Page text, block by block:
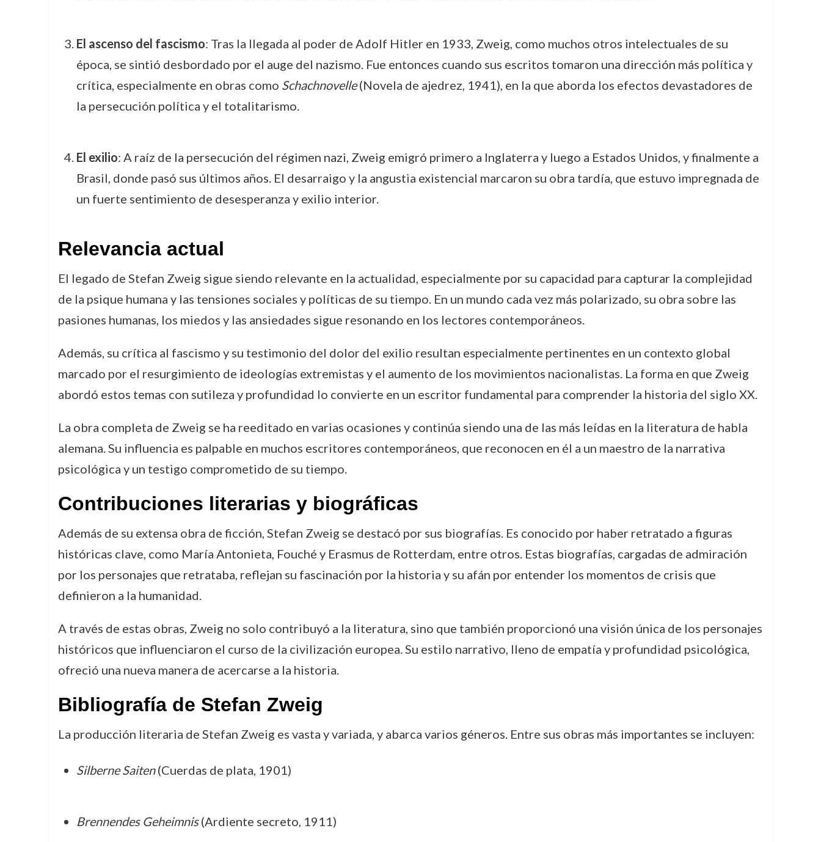
El ascenso del fascismo: Tras la llegada al poder de Adolf Hitler en 1933, Zweig, como muchos otros intelectuales de su
época, se sintió desbordado por el auge del nazismo. Fue entonces cuando sus escritos tomaron una dirección más política y
crítica, especialmente en obras como Schachnovelle(Novela de ajedrez, 1941), en la que aborda los efectos devastadores de
la persecución política y el totalitarismo.
El exilio: A raíz de la persecución del régimen nazi, Zweig emigró primero a Inglaterra y luego a Estados Unidos, y finalmente a
Brasil, donde pasó sus últimos años. El desarraigo y la angustia existencial marcaron su obra tardía, que estuvo impregnada de
un fuerte sentimiento de desesperanza y exilio interior.
Relevancia actual
El legado de Stefan Zweig sigue siendo relevante en la actualidad, especialmente por su capacidad para capturar la complejidad
de la psique humana y las tensiones sociales y políticas de su tiempo. En un mundo cada vez más polarizado, su obra sobre las
pasiones humanas, los miedos y las ansiedades sigue resonando en los lectores contemporáneos.
Además, su crítica al fascismo y su testimonio del dolor del exilio resultan especialmente pertinentes en un contexto global
marcado por el resurgimiento de ideologías extremistas y el aumento de los movimientos nacionalistas. La forma en que Zweig
abordó estos temas con sutileza y profundidad lo convierte en un escritor fundamental para comprender la historia del siglo XX.
La obra completa de Zweig se ha reeditado en varias ocasiones y continúa siendo una de las más leídas en la literatura de habla
alemana. Su influencia es palpable en muchos escritores contemporáneos, que reconocen en él a un maestro de la narrativa
psicológica y un testigo comprometido de su tiempo.
Contribuciones literarias y biográficas
Además de su extensa obra de ficción, Stefan Zweig se destacó por sus biografías. Es conocido por haber retratado a figuras
históricas clave, como María Antonieta, Fouché y Erasmus de Rotterdam, entre otros. Estas biografías, cargadas de admiración
por los personajes que retrataba, reflejan su fascinación por la historia y su afán por entender los momentos de crisis que
definieron a la humanidad.
A través de estas obras, Zweig no solo contribuyó a la literatura, sino que también proporcionó una visión única de los personajes
históricos que influenciaron el curso de la civilización europea. Su estilo narrativo, lleno de empatía y profundidad psicológica,
ofreció una nueva manera de acercarse a la historia.
Bibliografía de Stefan Zweig
La producción literaria de Stefan Zweig es vasta y variada, y abarca varios géneros. Entre sus obras más importantes se incluyen:
Silberne Saiten(Cuerdas de plata, 1901)
Brennendes Geheimnis(Ardiente secreto, 1911)